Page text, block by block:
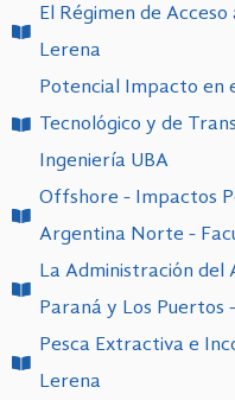
El Régimen de
Lerena
Potencial Impacto en
Tecnológico y de
Ingeniería UBA
Offshore - Impactos
Argentina Norte -
La Administración del
Paraná y Los Puertos
Pesca Extractiva e
Lerena